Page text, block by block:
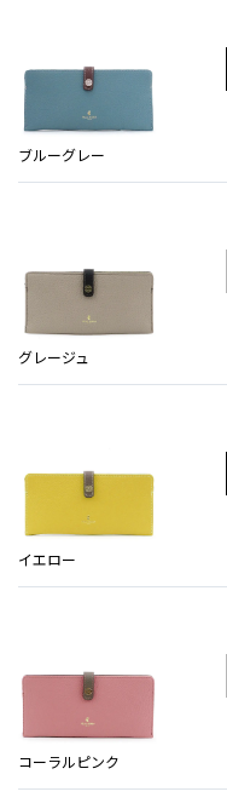
ブルーグレー
グレージュ
イエロー
コーラルピンク